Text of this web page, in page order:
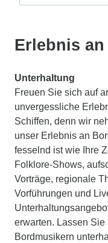
Erlebnis an
Unterhaltung
Freuen Sie sich auf
unvergessliche
Schiffen, denn wir
unser Erlebnis an
fesselnd ist wie Ihre
Folklore-Shows,
Vorträge, regionale
Vorführungen und
erwarten. Lassen
Bordmusikern